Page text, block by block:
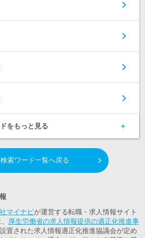
をもっと見る
検索ワード一覧へ戻る
マイナビが運営する転職・求人情報サイト
厚生労働省の求人情報提供の適正化推進事
置された求人情報適正化推進協議会が定め